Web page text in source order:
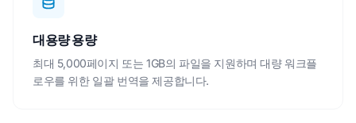
대용량 용량
최대 5,000페이지 또는 1GB의 파일을 지원하며 대량 워크플
로우를 위한 일괄 번역을 제공합니다.